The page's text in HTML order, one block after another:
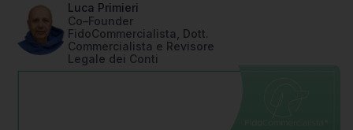
Luca Primieri
Co–Founder
FidoCommercialista, Dott.
Commercialista e Revisore
Legale dei Conti